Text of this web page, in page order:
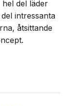
del läder
intressanta
åtsittande